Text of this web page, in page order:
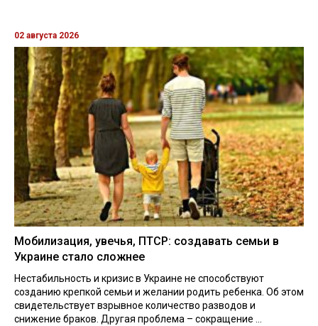
02 августа 2026
Мобилизация, увечья, ПТСР: создавать семьи в
Украине стало сложнее
Нестабильность и кризис в Украине не способствуют
созданию крепкой семьи и желании родить ребенка. Об этом
свидетельствует взрывное количество разводов и
снижение браков. Другая проблема – сокращение ...